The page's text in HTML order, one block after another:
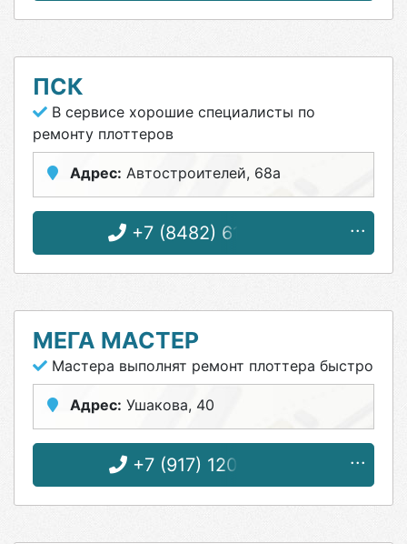
ПСК
В сервисе хорошие специалисты по
ремонту плоттеров
Адрес: Автостроителей, 68а
+7 (8482) 61-71-43
МЕГА МАСТЕР
Мастера выполнят ремонт плоттера быстро
Адрес: Ушакова, 40
+7 (917) 120-28-90